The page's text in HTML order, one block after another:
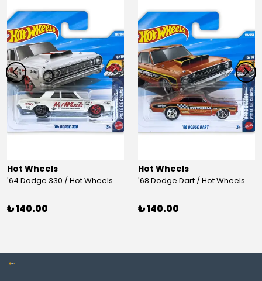
Hot Wheels
'64 Dodge 330 / Hot Wheels
₺ 140.00
Hot Wheels
'68 Dodge Dart / Hot Wheels
₺ 140.00